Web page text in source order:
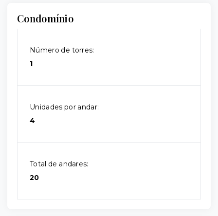
Condomínio
Número de torres:
1
Unidades por andar:
4
Total de andares:
20